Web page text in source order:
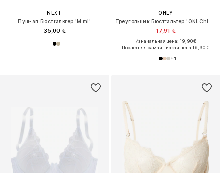
NEXT
Пуш-ап Бюстгальтер 'Mimi'
35,00 €
ONLY
17,91 €
Изначальная цена: 19,90 €
Последняя самая низкая цена:16,90 €
+1